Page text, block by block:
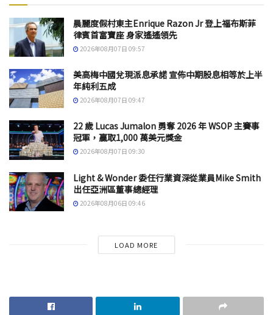
晨麗度假村東主Enrique Razon Jr 登上福布斯菲
律賓首富寶座 身家遙遙領先
2026年08月07日 09:57
美高梅中國兌現派息承諾 宣佈中期股息相等於上半
年純利五成
2026年08月07日 09:47
22 歲 Lucas Jumalon 勇奪 2026 年 WSOP 主賽事
冠軍，贏取1,000 萬美元獎金
2026年08月07日 09:30
Light & Wonder 委任行業資深從業員Mike Smith
出任亞洲區董事總經理
2026年08月06日 09:46
LOAD MORE